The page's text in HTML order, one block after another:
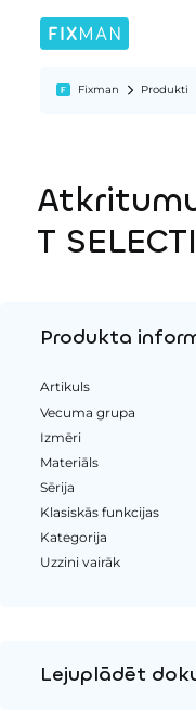
Fixman Produkti
T
Produkta
Artikuls
Vecuma grupa
Izmēri
Materiāls
Sērija
Klasiskās funkcijas
Kategorija
Uzzini vairāk
Lejuplādēt